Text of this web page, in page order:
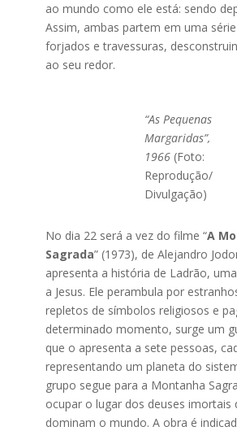
ao mundo como ele está: sendo
Assim, ambas partem em uma
forjados e travessuras,
ao seu redor.
“As Pequenas
Margaridas”,
1966(Foto:
Reprodução/
Divulgação)
No dia 22 será a vez do filme “A
Sagrada” (1973), de Alejandro
apresenta a história de Ladrão,
a Jesus. Ele perambula por
repletos de símbolos religiosos e
determinado momento, surge um
que o apresenta a sete pessoas,
representando um planeta do
grupo segue para a Montanha
ocupar o lugar dos deuses imortais
dominam o mundo. A obra é